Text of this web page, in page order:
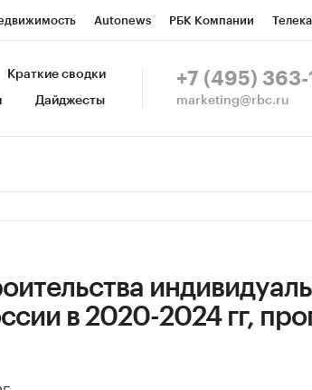
Autonews РБК Компании
СПб Конференции СПб Спецпроекты
Краткие сводки
Дайджесты
+7 (495) 363-
marketing@rbc.ru
в 2020-2024 гг,